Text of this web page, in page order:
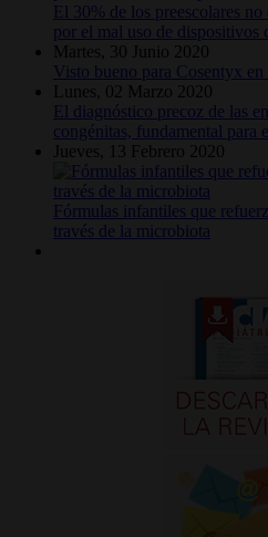
El 30% de los preescolares
por el mal uso de dispositivos
Martes, 30 Junio 2020
Visto bueno para Cosentyx
Lunes, 02 Marzo 2020
El diagnóstico precoz de las
congénitas, fundamental para
Jueves, 13 Febrero 2020
Fórmulas infantiles que
través de la microbiota